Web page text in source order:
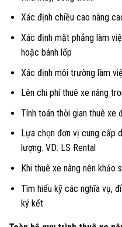
Xác định chiều cao nâng
Xác định mặt phẳng làm
hoặc bánh lốp
Xác định môi trường làm
Lên chi phí thuê xe nâng
Tính toán thời gian thuê xe
Lựa chọn đơn vị cung cấp
lượng. VD: LS Rental
Khi thuê xe nâng nên khảo
Tìm hiểu kỹ các nghĩa vụ,
ký kết